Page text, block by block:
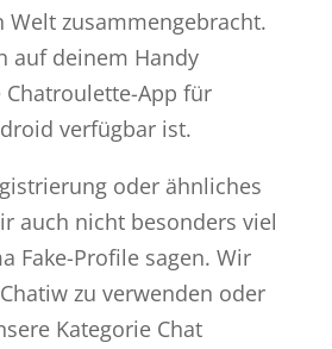
Welt zusammengebracht.
auf deinem Handy
App für
verfügbar ist.
oder ähnliches
auch nicht besonders viel
Fake-Profile sagen. Wir
zu verwenden oder
Kategorie Chat